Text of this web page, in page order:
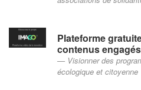
Plateforme
contenus engagés
Visionner des
écologique et citoyenne